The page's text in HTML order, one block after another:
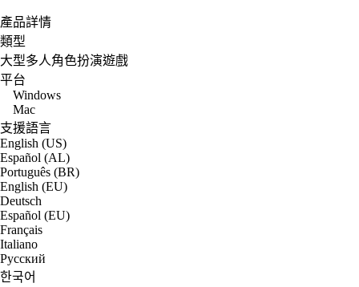
產品詳情
類型
大型多人角色扮演遊戲
平台
Windows
Mac
支援語言
English (US)
Español (AL)
Português (BR)
English (EU)
Deutsch
Español (EU)
Français
Italiano
Русский
한국어